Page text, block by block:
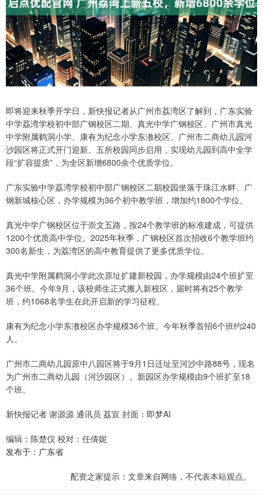
即将迎来秋季开学日，新快报记者从广州市荔湾区了解到，广东实验
中学荔湾学校初中部广钢校区二期、真光中学广钢校区、广州市真光
中学附属鹤洞小学、康有为纪念小学东漖校区、广州市二商幼儿园河
沙园区将正式开门迎新。五所校园同步启用，实现幼儿园到高中全学
段“扩容提质”，为全区新增6800余个优质学位。
广东实验中学荔湾学校初中部广钢校区二期校园坐落于珠江水畔、广
钢新城核心区，办学规模为36个初中教学班，增加约1800个学位。
真光中学广钢校区位于崇文五路，按24个教学班的标准建成，可提供
1200个优质高中学位。2025年秋季，广钢校区首次招收6个教学班约
300名新生，为荔湾区的高中教育提供了更多优质学位。
真光中学附属鹤洞小学此次原址扩建新校园，办学规模由24个班扩至
36个班。今年9月，该校师生正式搬入新校区，届时将有25个教学
班，约1068名学生在此开启新的学习征程。
康有为纪念小学东漖校区办学规模36个班。今年秋季首招6个班约240
人。
广州市二商幼儿园原中八园区将于9月1日迁址至河沙中路88号，现名
为广州市二商幼儿园（河沙园区）。新园区办学规模由9个班扩至18
个班。
新快报记者 谢源源 通讯员 荔宣 封面：即梦AI
编辑：陈楚仪 校对：任倩妮
发布于：广东省
配资之家提示：文章来自网络，不代表本站观点。